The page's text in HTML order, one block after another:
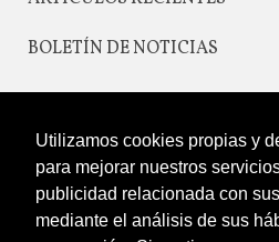
Utilizamos cookies propias y
para mejorar nuestros
publicidad relacionada con
mediante el análisis de sus
BOLETÍN DE NOTICIAS
CONTACTO
LEGAL